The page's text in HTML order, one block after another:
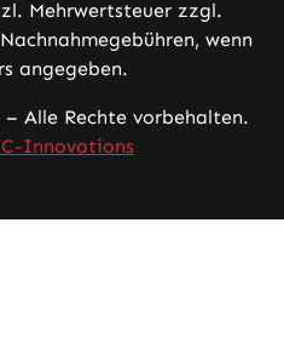
Mehrwertsteuer zzgl.
wenn
angegeben.
Alle Rechte vorbehalten.
Innovations